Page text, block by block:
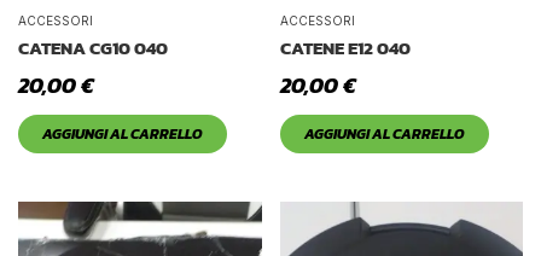
ACCESSORI
CATENA CG10 040
20,00€
AGGIUNGI AL CARRELLO
ACCESSORI
CATENE E12 040
20,00€
AGGIUNGI AL CARRELLO